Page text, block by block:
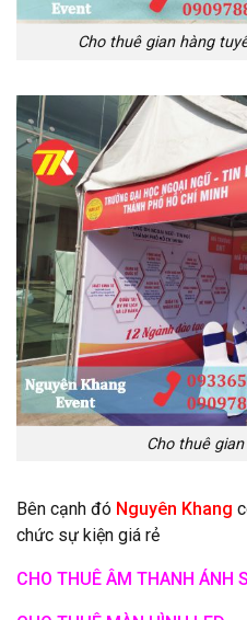
Cho thuê gian hàng
Cho thuê
Bên cạnh đó Nguyên Khang
chức sự kiện giá rẻ
CHO THUÊ ÂM THANH ÁNH